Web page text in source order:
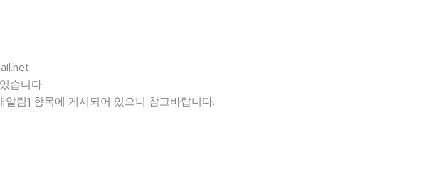
습니다.
림] 항목에 게시되어 있으니 참고바랍니다.